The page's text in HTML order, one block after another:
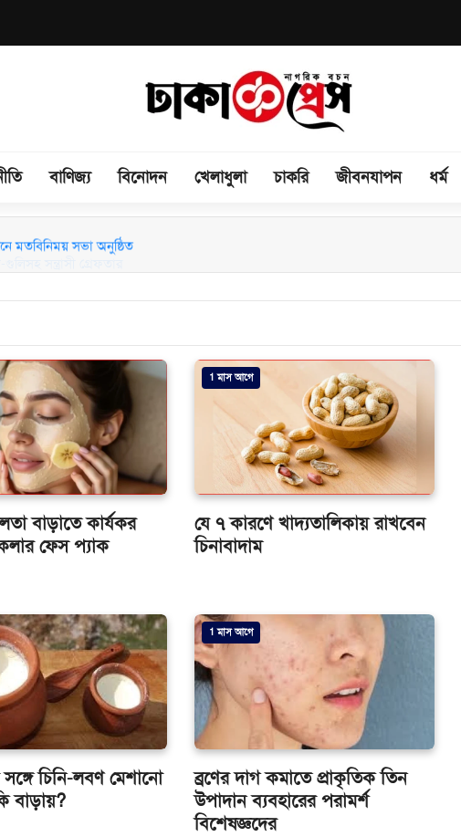
বাণিজ্য বিনোদন খেলাধুলা চাকরি জীবনযাপন ধর্ম
মতবিনিময় সভা অনুষ্ঠিত
বাড়াতে কার্যকর
ফেস প্যাক
1 মাস আগে
যে ৭ কারণে খাদ্যতালিকায় রাখবেন
চিনাবাদাম
চিনি-লবণ মেশানো
বাড়ায়?
1 মাস আগে
ব্রণের দাগ কমাতে প্রাকৃতিক তিন
উপাদান ব্যবহারের পরামর্শ
বিশেষজ্ঞদের